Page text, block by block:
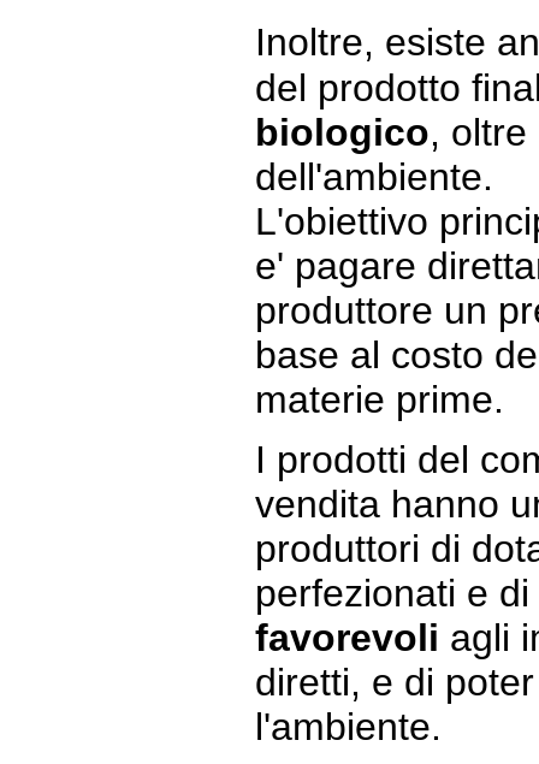
Inoltre, esiste
del prodotto
biologico,
dell'ambiente.
L'obiettivo
e' pagare
produttore un
base al costo
materie prime.
I prodotti del
vendita hanno
produttori di
perfezionati e di
favorevoli agli
diretti, e di
l'ambiente.